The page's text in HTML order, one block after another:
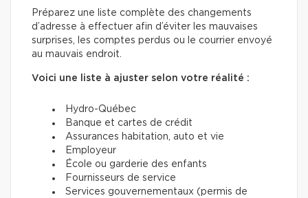
Préparez une liste complète des changements
d’adresse à effectuer afin d’éviter les mauvaises
surprises, les comptes perdus ou le courrier envoyé
au mauvais endroit.
Voici une liste à ajuster selon votre réalité :
Hydro-Québec
Banque et cartes de crédit
Assurances habitation, auto et vie
Employeur
École ou garderie des enfants
Fournisseurs de service
Services gouvernementaux (permis de